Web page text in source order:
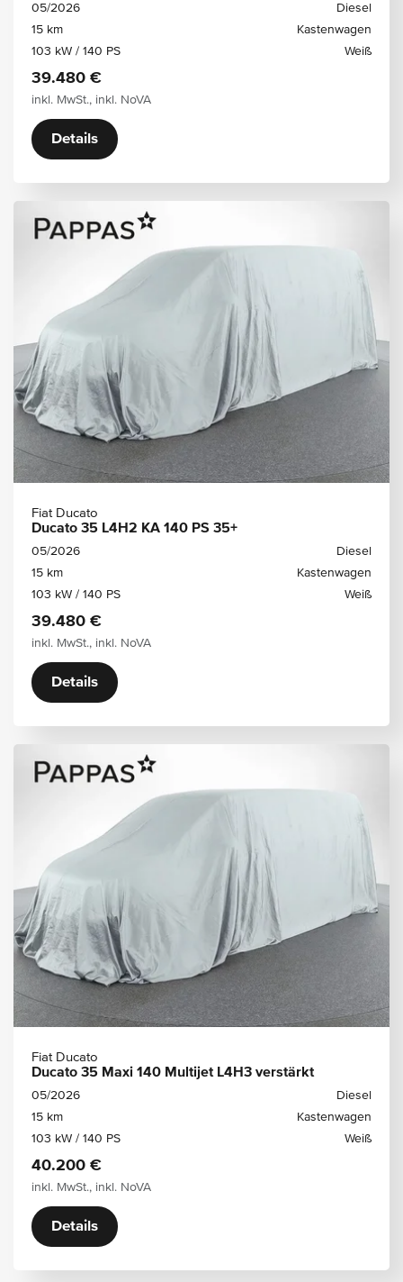
05/2026
Diesel
15 km
Kastenwagen
103 kW / 140 PS
Weiß
39.480 €
inkl. MwSt., inkl. NoVA
Details
Fiat Ducato
Ducato 35 L4H2 KA 140 PS 35+
05/2026
Diesel
15 km
Kastenwagen
103 kW / 140 PS
Weiß
39.480 €
inkl. MwSt., inkl. NoVA
Details
Fiat Ducato
Ducato 35 Maxi 140 Multijet L4H3 verstärkt
05/2026
Diesel
15 km
Kastenwagen
103 kW / 140 PS
Weiß
40.200 €
inkl. MwSt., inkl. NoVA
Details